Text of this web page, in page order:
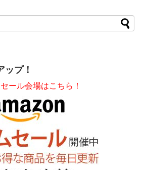
ップ！
ール会場はこちら！